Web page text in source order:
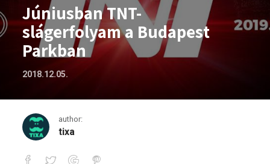
Júniusban TNT-
slágerfolyam a Budapest
Parkban
2018.12.05.
author:
tixa